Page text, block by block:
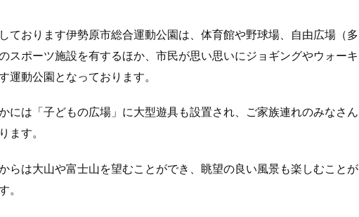
ております伊勢原市総合運動公園は、体育館や野球場、自由広場（多
スポーツ施設を有するほか、市民が思い思いにジョギングやウォーキ
運動公園となっております。
には「子どもの広場」に大型遊具も設置され、ご家族連れのみなさん
ます。
らは大山や富士山を望むことができ、眺望の良い風景も楽しむことが
。